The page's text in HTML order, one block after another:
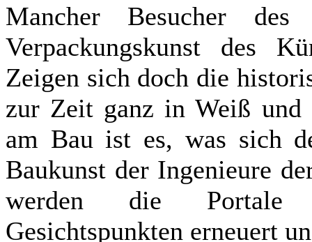
Mancher Besucher
Verpackungskunst des
Zeigen sich doch die
zur Zeit ganz in Weiß und
am Bau ist es, was sich
Baukunst der Ingenieure
werden die Portale
Gesichtspunkten erneuert